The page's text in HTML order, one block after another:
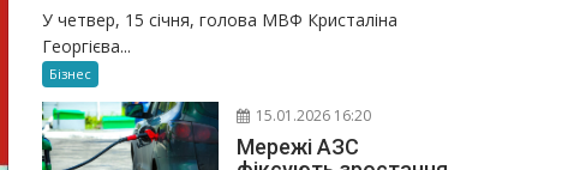
У четвер, 15 січня, голова МВФ Кристаліна
Георгієва...
Бізнес
15.01.2026 16:20
Мережі АЗС